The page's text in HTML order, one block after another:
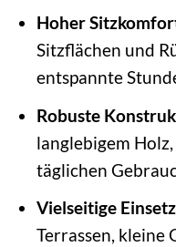
Hoher
Sitzflächen und
entspannte
Robuste
langlebigem
täglichen
Vielseitige
Terrassen, kleine